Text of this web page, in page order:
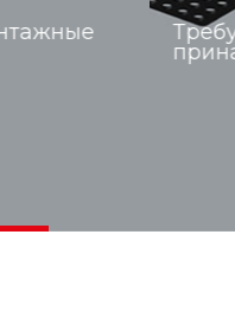
Требуются
принадлежности